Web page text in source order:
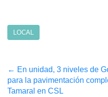
LOCAL
Post
navigation
← En unidad, 3 niveles de
para la pavimentación
Tamaral en CSL